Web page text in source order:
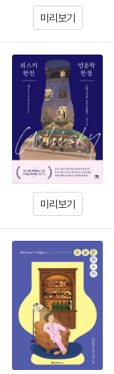
미리보기
미리보기